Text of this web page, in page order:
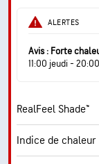
Humidité
Point de rosée
Couverture
Visibilité
ALERTES
Avis : Forte
11:00 jeudi -
RealFeel Shade™
Indice de chaleur